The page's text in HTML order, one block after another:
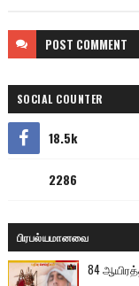
POST COMMENT
SOCIAL COUNTER
18.5k
2286
பிரபல்யமானவை
84